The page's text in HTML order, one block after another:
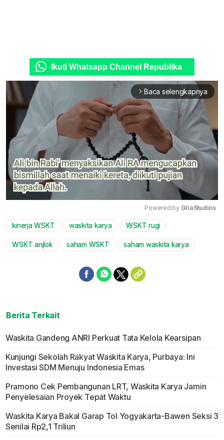
Ikuti Whatsapp Channel Republika
arrow_forward_ios Baca selengkapnya
Powered by GliaStudios
kinerja WSKT waskita karya WSKT rugi
WSKT anjlok saham WSKT saham waskita karya
Berita Terkait
Waskita Gandeng ANRI Perkuat Tata Kelola Kearsipan
Kunjungi Sekolah Rakyat Waskita Karya, Purbaya: Ini
Investasi SDM Menuju Indonesia Emas
Pramono Cek Pembangunan LRT, Waskita Karya Jamin
Penyelesaian Proyek Tepat Waktu
Waskita Karya Bakal Garap Tol Yogyakarta-Bawen Seksi 3
Senilai Rp2,1 Triliun